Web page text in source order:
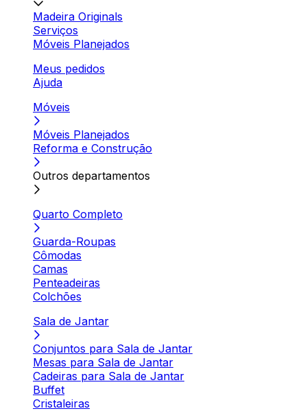
Madeira Originals
Serviços
Móveis Planejados
Meus pedidos
Ajuda
Móveis
Móveis Planejados
Reforma e Construção
Outros departamentos
Quarto Completo
Guarda-Roupas
Cômodas
Camas
Penteadeiras
Colchões
Sala de Jantar
Conjuntos para Sala de Jantar
Mesas para Sala de Jantar
Cadeiras para Sala de Jantar
Buffet
Cristaleiras